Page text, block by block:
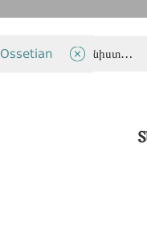
Քննադատական ֆեմինիստական միտք
Ossetian